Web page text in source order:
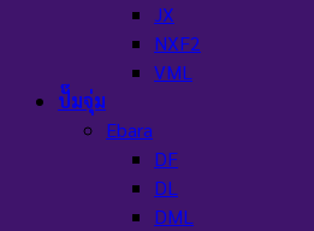
JX
NXF2
VML
ปั๊มจุ่ม
Ebara
DF
DL
DML